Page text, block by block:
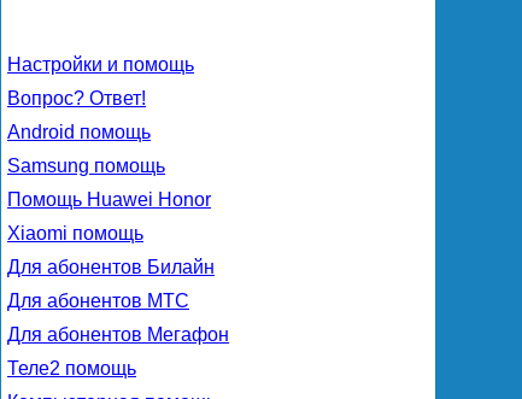
Настройки и помощь
Вопрос? Ответ!
Android помощь
Samsung помощь
Помощь Huawei Honor
Xiaomi помощь
Для абонентов Билайн
Для абонентов МТС
Для абонентов Мегафон
Теле2 помощь